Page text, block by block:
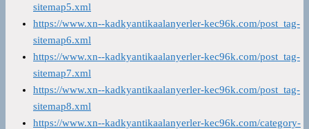
sitemap5.xml
https://www.xn--kadkyantikaalanyerler-kec96k.com/post_tag-
sitemap6.xml
https://www.xn--kadkyantikaalanyerler-kec96k.com/post_tag-
sitemap7.xml
https://www.xn--kadkyantikaalanyerler-kec96k.com/post_tag-
sitemap8.xml
https://www.xn--kadkyantikaalanyerler-kec96k.com/category-